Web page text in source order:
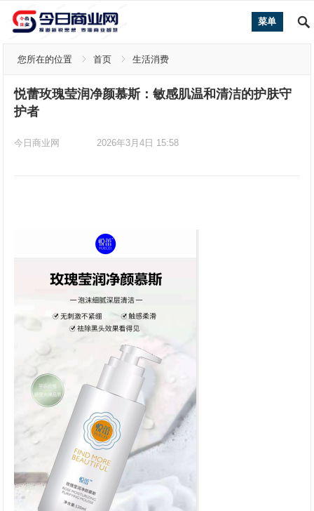
菜单
您所在的位置 首页 生活消费
悦蕾玫瑰莹润净颜慕斯：敏感肌温和清洁的护肤守
护者
今日商业网 2026年3月4日 15:58